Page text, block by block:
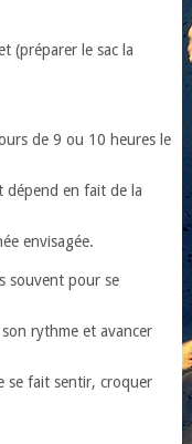
(préparer le sac la
de 9 ou 10 heures le
en fait de la
envisagée.
souvent pour se
rythme et avancer
se fait sentir, croquer